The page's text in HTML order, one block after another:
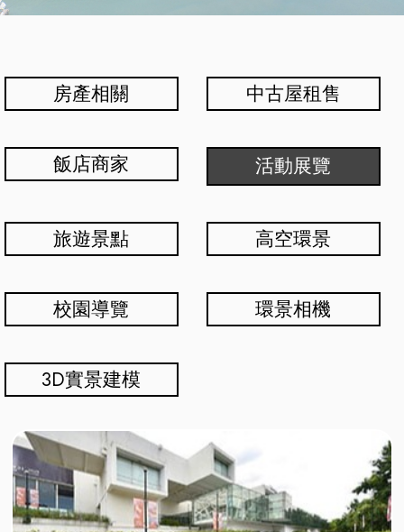
房產相關 中古屋租售
飯店商家 活動展覽
旅遊景點 高空環景
校園導覽 環景相機
3D實景建模